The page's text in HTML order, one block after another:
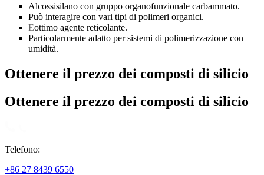
Alcossisilano con gruppo organofunzionale carbammato.
Può interagire con vari tipi di polimeri organici.
Eottimo agente reticolante.
Particolarmente adatto per sistemi di polimerizzazione con
umidità.
Ottenere il prezzo dei composti di silicio
Ottenere il prezzo dei composti di silicio
Telefono:
+86 27 8439 6550